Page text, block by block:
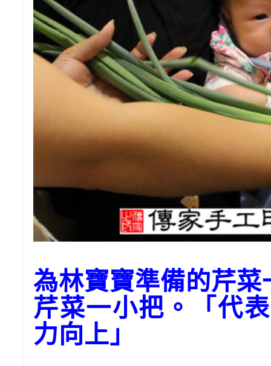
為林寶寶準備的芹菜
芹菜一小把。「代
力向上」